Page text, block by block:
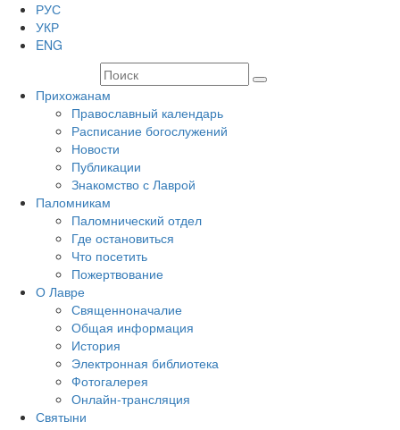
РУС
УКР
ENG
Прихожанам
Православный календарь
Расписание богослужений
Новости
Публикации
Знакомство с Лаврой
Паломникам
Паломнический отдел
Где остановиться
Что посетить
Пожертвование
О Лавре
Священноначалие
Общая информация
История
Электронная библиотека
Фотогалерея
Онлайн-трансляция
Святыни